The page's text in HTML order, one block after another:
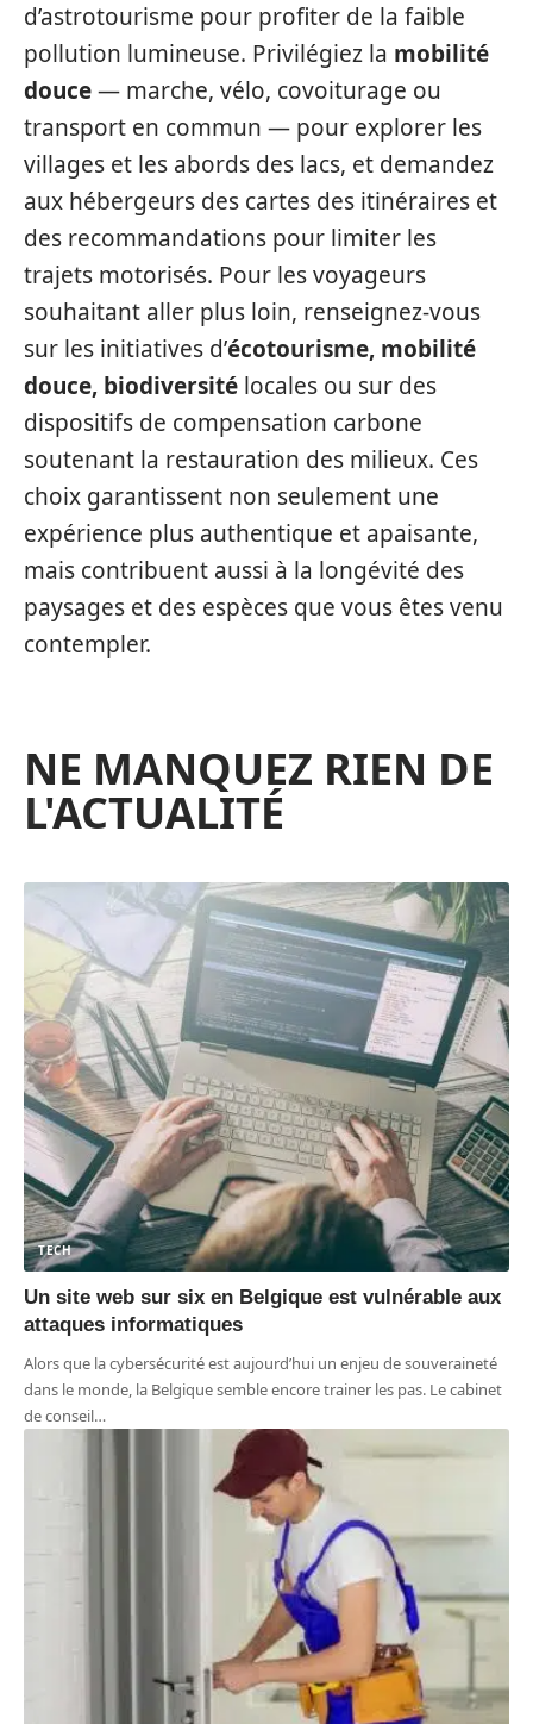
d’astrotourisme pour profiter de la faible
pollution lumineuse. Privilégiez la mobilité
douce— marche, vélo, covoiturage ou
transport en commun — pour explorer les
villages et les abords des lacs, et demandez
aux hébergeurs des cartes des itinéraires et
des recommandations pour limiter les
trajets motorisés. Pour les voyageurs
souhaitant aller plus loin, renseignez‑vous
sur les initiatives d’écotourisme, mobilité
douce, biodiversité locales ou sur des
dispositifs de compensation carbone
soutenant la restauration des milieux. Ces
choix garantissent non seulement une
expérience plus authentique et apaisante,
mais contribuent aussi à la longévité des
paysages et des espèces que vous êtes venu
contempler.
NE MANQUEZ RIEN DE
L'ACTUALITÉ
TECH
Un site web sur six en Belgique est vulnérable aux
attaques informatiques
Alors que la cybersécurité est aujourd’hui un enjeu de souveraineté
dans le monde, la Belgique semble encore trainer les pas. Le cabinet
de conseil…